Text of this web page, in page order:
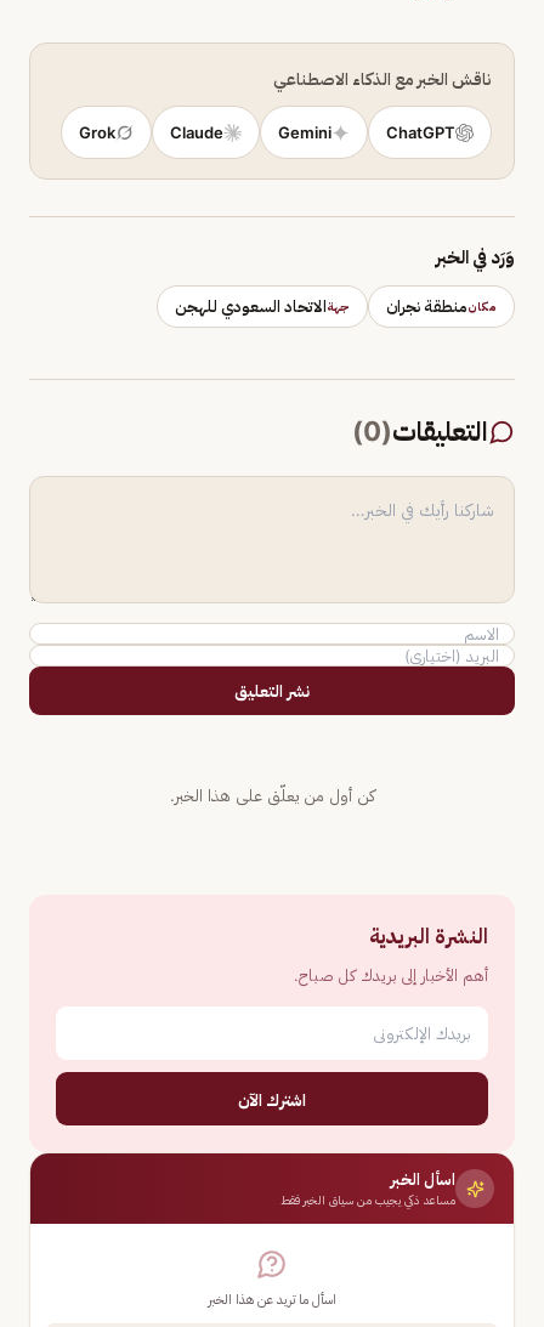
ناقش الخبر مع الذكاء الاصطناعي
ChatGPT
Gemini
Claude
Grok
وَرَد في الخبر
مكانمنطقة نجران جهةالاتحاد السعودي للهجن
التعليقات(
0
)
نشر التعليق
كن أول من يعلّق على هذا الخبر.
النشرة البريدية
أهم الأخبار إلى بريدك كل صباح.
اشترك الآن
اسأل الخبر
مساعد ذكي يجيب من سياق الخبر فقط
اسأل ما تريد عن هذا الخبر